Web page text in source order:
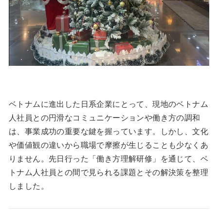
ベトナムに進出した日系企業にとって、現地のベトナム
人社員との円滑なコミュニケーションや働き方の調和
は、事業成功の重要な鍵を握っています。しかし、文化
や価値観の違いから職場で摩擦が生じることも少なくあ
りません。先日行った「働き方理解研修」を通じて、ベ
トナム人社員との間で見られる課題とその解決策を整理
しました。